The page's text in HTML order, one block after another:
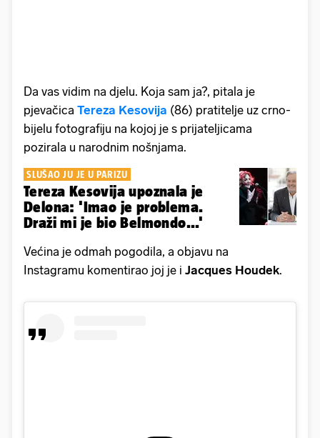
Da vas vidim na djelu. Koja sam ja?, pitala je
pjevačica Tereza Kesovija (86) pratitelje uz crno-
bijelu fotografiju na kojoj je s prijateljicama
pozirala u narodnim nošnjama.
SLUŠAO JU JE U PARIZU
Tereza Kesovija upoznala je
Delona: 'Imao je problema.
Draži mi je bio Belmondo...'
Većina je odmah pogodila, a objavu na
Instagramu komentirao joj je i Jacques Houdek.